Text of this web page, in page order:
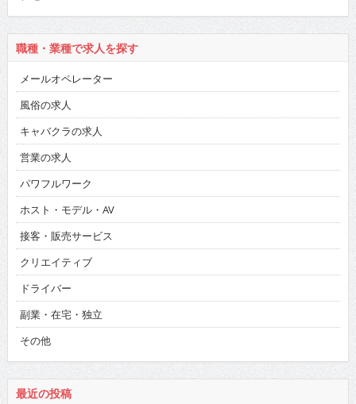
職種・業種で求人を探す
メールオペレーター
風俗の求人
キャバクラの求人
営業の求人
パワフルワーク
ホスト・モデル・AV
接客・販売サービス
クリエイティブ
ドライバー
副業・在宅・独立
その他
最近の投稿